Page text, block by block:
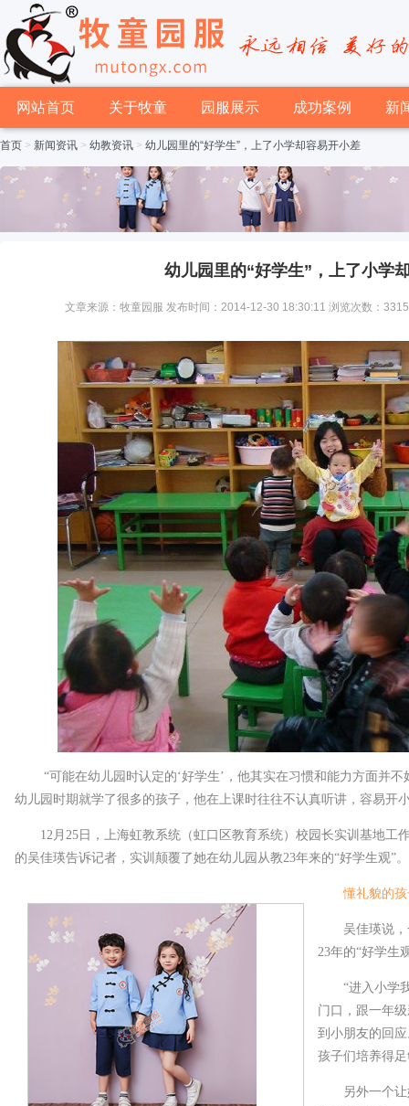
网站首页 关于牧童 园服展示 成功案例 新
首页 > 新闻资讯 > 幼教资讯 > 幼儿园里的“好学生”，上了小学却容易开小差
幼儿园里的“好学生”，上了小学
文章来源：牧童园服 发布时间：2014-12-30 18:30:11 浏览次数：3315
“可能在幼儿园时认定的‘好学生’，他其实在习惯和能力方面并
幼儿园时期就学了很多的孩子，他在上课时往往不认真听讲，容易开
12月25日，上海虹教系统（虹口区教育系统）校园长实训基地工
的吴佳瑛告诉记者，实训颠覆了她在幼儿园从教23年来的“好学生观”。
懂礼貌的
吴佳瑛说
23年的“好学生
“进入小学
门口，跟一年
到小朋友的回
孩子们培养得
另外一个